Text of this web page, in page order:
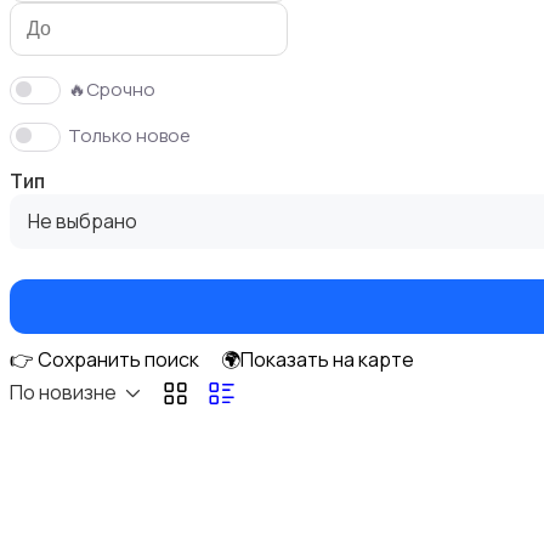
Накопители данных и картридеры
Мультимедиа
🔥Срочно
Только новое
Тип
Не выбрано
👉 Сохранить поиск
🌍Показать на карте
По новизне